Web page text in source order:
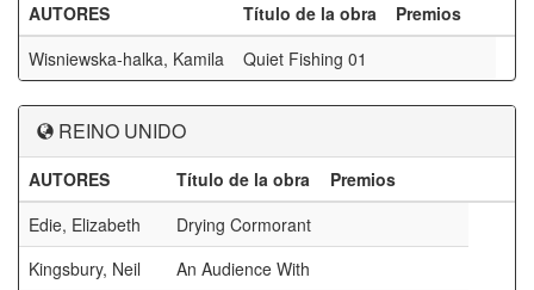
AUTORES Título de la obra
Premios
Wisniewska-halka, Kamila
Quiet Fishing 01
REINO UNIDO
AUTORES Título de la obra
Premios
Edie, Elizabeth
Drying Cormorant
Kingsbury, Neil
An Audience With